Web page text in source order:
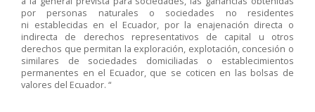
por personas naturales o sociedades no residentes
ni establecidas en el Ecuador, por la enajenación directa o
indirecta de derechos representativos de capital u otros
derechos que permitan la exploración, explotación, concesión o
similares de sociedades domiciliadas o establecimientos
permanentes en el Ecuador, que se coticen en las bolsas de
valores del Ecuador. “